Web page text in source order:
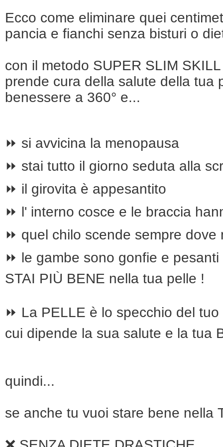
Ecco come eliminare quei
pancia e fianchi senza bisturi o
con il metodo SUPER SLIM
prende cura della salute della tua
benessere a 360° e...
⏩ si avvicina la menopausa
⏩ stai tutto il giorno seduta alla
⏩ il girovita è appesantito
⏩ l' interno cosce e le braccia
⏩ quel chilo scende sempre dove
⏩ le gambe sono gonfie e
STAI PIÙ BENE nella tua pelle !
⏩ La PELLE è lo specchio del
cui dipende la sua salute e la tua
quindi...
se anche tu vuoi stare bene nella